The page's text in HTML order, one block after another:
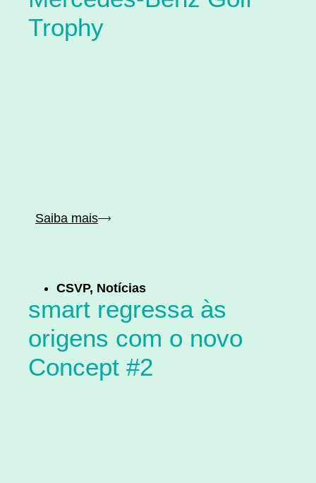
Trophy
Saiba mais
CSVP, Notícias
smart regressa às
origens com o novo
Concept #2